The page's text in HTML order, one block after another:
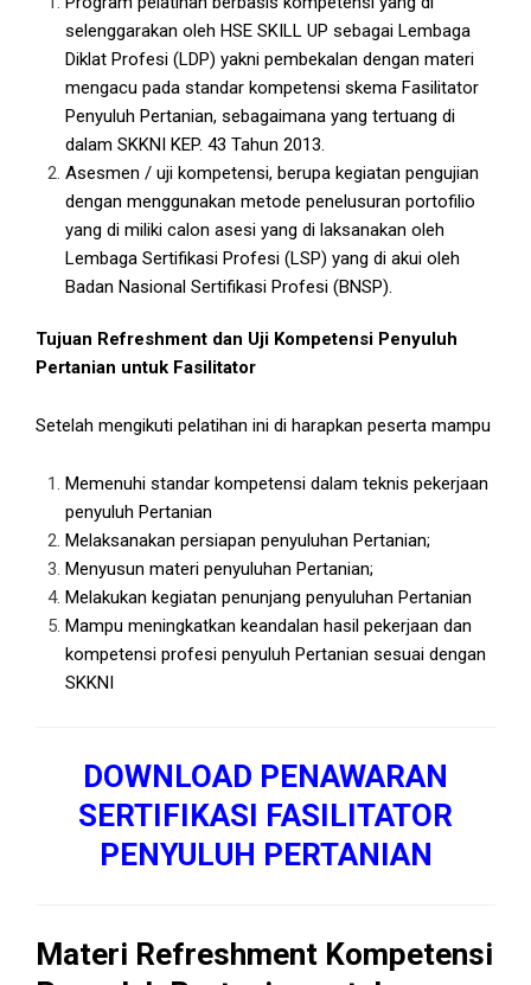
selenggarakan oleh HSE SKILL UP sebagai Lembaga
Diklat Profesi (LDP) yakni pembekalan dengan materi
mengacu pada standar kompetensi skema Fasilitator
Penyuluh Pertanian, sebagaimana yang tertuang di
dalam SKKNI KEP. 43 Tahun 2013.
Asesmen / uji kompetensi, berupa kegiatan pengujian
dengan menggunakan metode penelusuran portofilio
yang di miliki calon asesi yang di laksanakan oleh
Lembaga Sertifikasi Profesi (LSP) yang di akui oleh
Badan Nasional Sertifikasi Profesi (BNSP).
Tujuan Refreshment dan Uji Kompetensi Penyuluh
Pertanian untuk Fasilitator
Setelah mengikuti pelatihan ini di harapkan peserta mampu
Memenuhi standar kompetensi dalam teknis pekerjaan
penyuluh Pertanian
Melaksanakan persiapan penyuluhan Pertanian;
Menyusun materi penyuluhan Pertanian;
Melakukan kegiatan penunjang penyuluhan Pertanian
Mampu meningkatkan keandalan hasil pekerjaan dan
kompetensi profesi penyuluh Pertanian sesuai dengan
SKKNI
DOWNLOAD PENAWARAN
SERTIFIKASI FASILITATOR
PENYULUH PERTANIAN
Materi Refreshment Kompetensi